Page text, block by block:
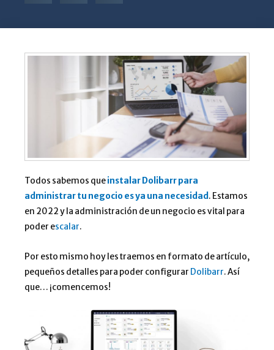
Todos sabemos queinstalar Dolibarr para
administrar tu negocio es ya una necesidad . Estamos
en 2022 y la administración de un negocio es vital para
poder escalar.
Por esto mismo hoy les traemos en formato de artículo,
pequeños detalles para poder configurar Dolibarr. Así
que… ¡comencemos!